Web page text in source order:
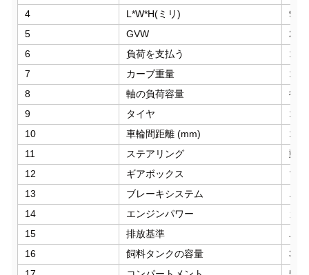
4
L*W*H(ミリ)
5
GVW
6
負荷を支払う
7
カーブ重量
8
軸の負荷容量
後
9
タイヤ
10
車輪間距離 (mm)
11
ステアリング
動
12
ギアボックス
マ
13
ブレーキシステム
エ
14
エンジンパワー
カ
15
排放基準
ユ
16
飼料タンクの容量